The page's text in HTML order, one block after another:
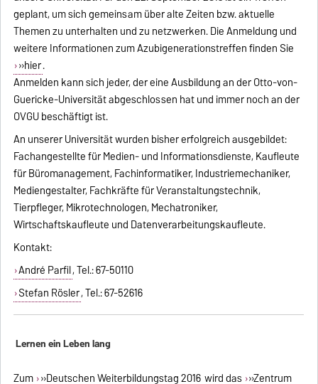
geplant, um sich gemeinsam über alte Zeiten bzw. aktuelle
Themen zu unterhalten und zu netzwerken. Die Anmeldung und
weitere Informationen zum Azubigenerationstreffen finden Sie
»hier.
Anmelden kann sich jeder, der eine Ausbildung an der Otto-von-
Guericke-Universität abgeschlossen hat und immer noch an der
OVGU beschäftigt ist.
An unserer Universität wurden bisher erfolgreich ausgebildet:
Fachangestellte für Medien- und Informationsdienste, Kaufleute
für Büromanagement, Fachinformatiker, Industriemechaniker,
Mediengestalter, Fachkräfte für Veranstaltungstechnik,
Tierpfleger, Mikrotechnologen, Mechatroniker,
Wirtschaftskaufleute und Datenverarbeitungskaufleute.
Kontakt:
André Parfil, Tel.: 67-50110
Stefan Rösler, Tel.: 67-52616
Lernen ein Leben lang
Zum »Deutschen Weiterbildungstag 2016 wird das »Zentrum